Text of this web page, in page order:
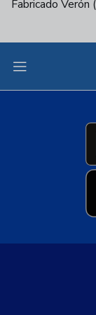
Fabricado Verón